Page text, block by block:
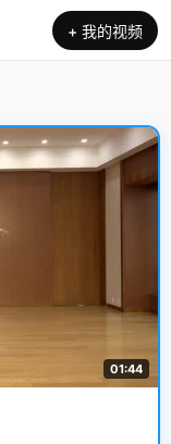
+ 我的视频
01:44